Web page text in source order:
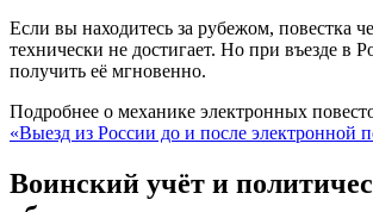
Если вы находитесь за рубежом, повестка
технически не достигает. Но при въезде в
получить её мгновенно.
Подробнее о механике электронных
«Выезд из России до и после электронной
Воинский учёт и